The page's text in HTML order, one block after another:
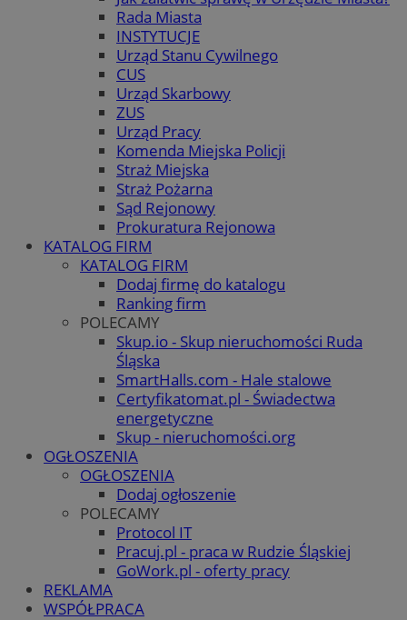
Rada Miasta
INSTYTUCJE
Urząd Stanu Cywilnego
CUS
Urząd Skarbowy
ZUS
Urząd Pracy
Komenda Miejska Policji
Straż Miejska
Straż Pożarna
Sąd Rejonowy
Prokuratura Rejonowa
KATALOG FIRM
KATALOG FIRM
Dodaj firmę do katalogu
Ranking firm
POLECAMY
Skup.io - Skup nieruchomości Ruda
Śląska
SmartHalls.com - Hale stalowe
Certyfikatomat.pl - Świadectwa
energetyczne
Skup - nieruchomości.org
OGŁOSZENIA
OGŁOSZENIA
Dodaj ogłoszenie
POLECAMY
Protocol IT
Pracuj.pl - praca w Rudzie Śląskiej
GoWork.pl - oferty pracy
REKLAMA
WSPÓŁPRACA